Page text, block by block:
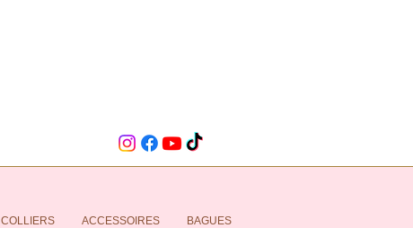
COLLIERS ACCESSOIRES BAGUES